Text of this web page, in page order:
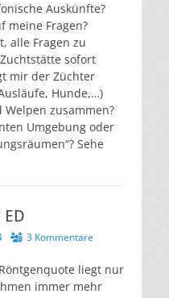
Auskünfte?
meine Fragen?
alle Fragen zu
sofort
mir der Züchter
Hunde,…)
zusammen?
Umgebung oder
Sehe
3 Kommentare
liegt nur
immer mehr